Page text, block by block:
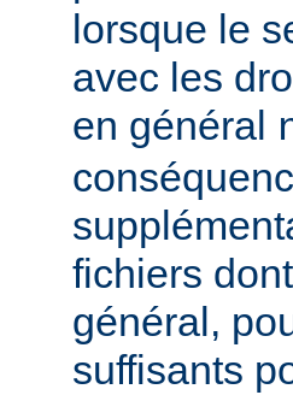
lorsque le
avec les
en général
fichiers
général,
suffisants